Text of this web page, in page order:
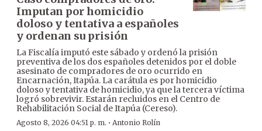
Imputan por homicidio
doloso y tentativa a españoles
y ordenan su prisión
La Fiscalía imputó este sábado y ordenó la prisión
preventiva de los dos españoles detenidos por el doble
asesinato de compradores de oro ocurrido en
Encarnación, Itapúa. La carátula es por homicidio
doloso y tentativa de homicidio, ya que la tercera víctima
logró sobrevivir. Estarán recluidos en el Centro de
Rehabilitación Social de Itapúa (Cereso).
Agosto 8, 2026 04:51 p. m. · Antonio Rolín